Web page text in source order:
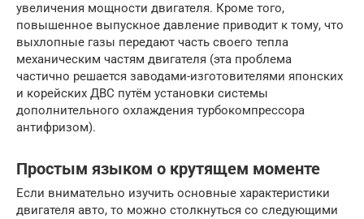
увеличения мощности двигателя. Кроме того,
повышенное выпускное давление приводит к тому, что
выхлопные газы передают часть своего тепла
механическим частям двигателя (эта проблема
частично решается заводами-изготовителями японских
и корейских ДВС путём установки системы
дополнительного охлаждения турбокомпрессора
антифризом).
Простым языком о крутящем моменте
Если внимательно изучить основные характеристики
двигателя авто, то можно столкнуться со следующими